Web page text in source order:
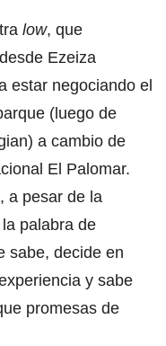
low, que
Ezeiza
estar negociando el
(luego de
a cambio de
El Palomar.
a pesar de la
palabra de
sabe, decide en
y sabe
promesas de